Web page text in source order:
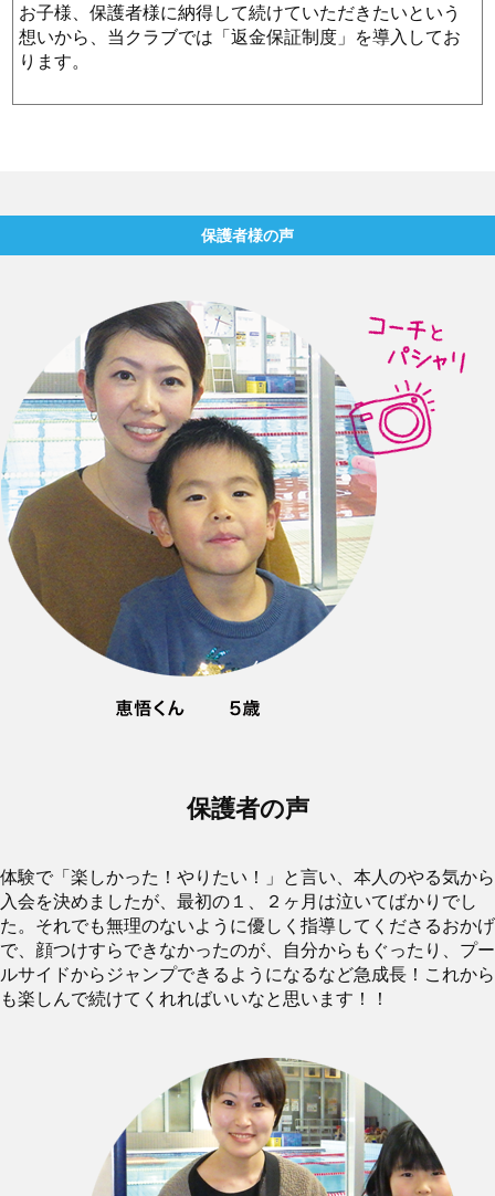
お子様、保護者様に納得して続けていただきたいという
想いから、当クラブでは「返金保証制度」を導入してお
ります。
保護者様の声
保護者の声
体験で「楽しかった！やりたい！」と言い、本人のやる気から
入会を決めましたが、最初の１、２ヶ月は泣いてばかりでし
た。それでも無理のないように優しく指導してくださるおかげ
で、顔つけすらできなかったのが、自分からもぐったり、プー
ルサイドからジャンプできるようになるなど急成長！これから
も楽しんで続けてくれればいいなと思います！！